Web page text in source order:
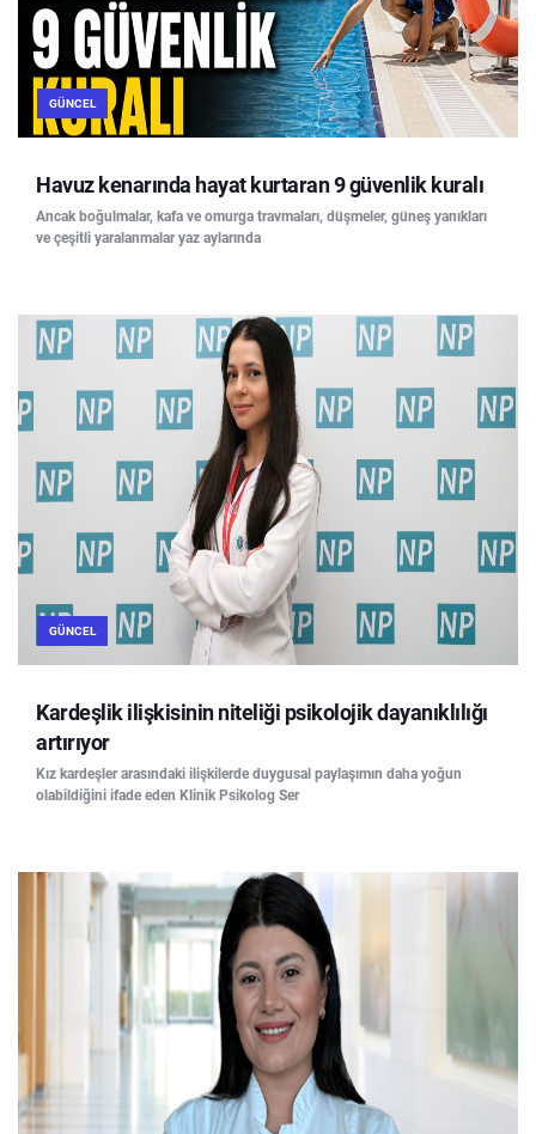
GÜNCEL
Havuz kenarında hayat kurtaran 9 güvenlik kuralı
Ancak boğulmalar, kafa ve omurga travmaları, düşmeler, güneş yanıkları
ve çeşitli yaralanmalar yaz aylarında
GÜNCEL
Kardeşlik ilişkisinin niteliği psikolojik dayanıklılığı
artırıyor
Kız kardeşler arasındaki ilişkilerde duygusal paylaşımın daha yoğun
olabildiğini ifade eden Klinik Psikolog Ser